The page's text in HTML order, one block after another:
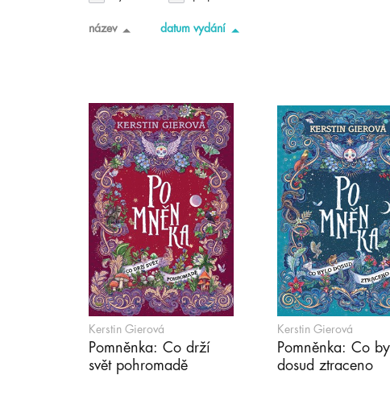
název datum vydání
Kerstin Gierová
Pomněnka: Co drží
svět pohromadě
Kerstin Gierová
Pomněnka: Co
dosud ztraceno